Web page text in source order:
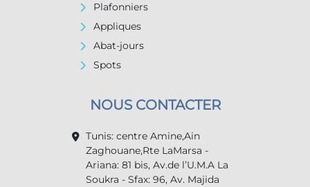
Plafonniers
Appliques
Abat-jours
Spots
NOUS CONTACTER
Tunis: centre Amine,Ain
Zaghouane,Rte LaMarsa -
Ariana: 81 bis, Av.de l’U.M.A La
Soukra - Sfax: 96, Av. Majida